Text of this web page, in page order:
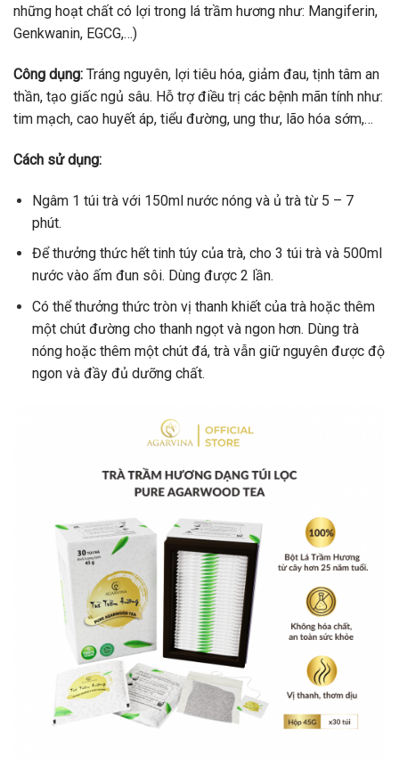
những hoạt chất có lợi trong lá trầm hương như: Mangiferin,
Genkwanin, EGCG,…)
Công dụng: Tráng nguyên, lợi tiêu hóa, giảm đau, tịnh tâm an
thần, tạo giấc ngủ sâu. Hỗ trợ điều trị các bệnh mãn tính như:
tim mạch, cao huyết áp, tiểu đường, ung thư, lão hóa sớm,…
Cách sử dụng:
Ngâm 1 túi trà với 150ml nước nóng và ủ trà từ 5 – 7
phút.
Để thưởng thức hết tinh túy của trà, cho 3 túi trà và 500ml
nước vào ấm đun sôi. Dùng được 2 lần.
Có thể thưởng thức tròn vị thanh khiết của trà hoặc thêm
một chút đường cho thanh ngọt và ngon hơn. Dùng trà
nóng hoặc thêm một chút đá, trà vẫn giữ nguyên được độ
ngon và đầy đủ dưỡng chất.